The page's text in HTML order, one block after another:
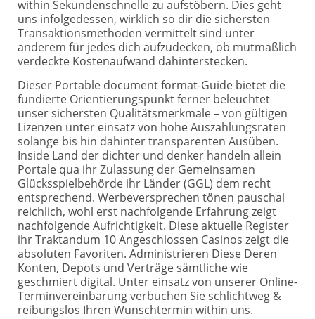
within Sekundenschnelle zu aufstöbern. Dies geht
uns infolgedessen, wirklich so dir die sichersten
Transaktionsmethoden vermittelt sind unter
anderem für jedes dich aufzudecken, ob mutmaßlich
verdeckte Kostenaufwand dahinterstecken.
Dieser Portable document format-Guide bietet die
fundierte Orientierungspunkt ferner beleuchtet
unser sichersten Qualitätsmerkmale – von gültigen
Lizenzen unter einsatz von hohe Auszahlungsraten
solange bis hin dahinter transparenten Ausüben.
Inside Land der dichter und denker handeln allein
Portale qua ihr Zulassung der Gemeinsamen
Glücksspielbehörde ihr Länder (GGL) dem recht
entsprechend. Werbeversprechen tönen pauschal
reichlich, wohl erst nachfolgende Erfahrung zeigt
nachfolgende Aufrichtigkeit. Diese aktuelle Register
ihr Traktandum 10 Angeschlossen Casinos zeigt die
absoluten Favoriten. Administrieren Diese Deren
Konten, Depots und Verträge sämtliche wie
geschmiert digital. Unter einsatz von unserer Online-
Terminvereinbarung verbuchen Sie schlichtweg &
reibungslos Ihren Wunschtermin within uns.